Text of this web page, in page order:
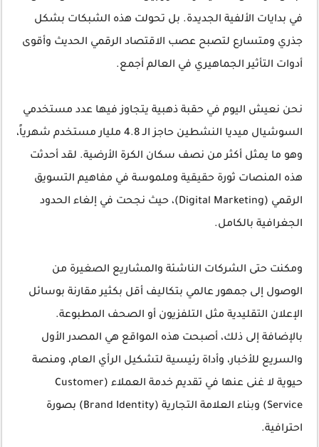
في بدايات الألفية الجديدة. بل تحولت هذه الشبكات بشكل
جذري ومتسارع لتصبح عصب الاقتصاد الرقمي الحديث وأقوى
أدوات التأثير الجماهيري في العالم أجمع.
نحن نعيش اليوم في حقبة ذهبية يتجاوز فيها عدد مستخدمي
السوشيال ميديا النشطين حاجز الـ 4.8 مليار مستخدم شهرياً،
وهو ما يمثل أكثر من نصف سكان الكرة الأرضية. لقد أحدثت
هذه المنصات ثورة حقيقية وملموسة في مفاهيم التسويق
الرقمي (Digital Marketing)
، حيث نجحت في إلغاء الحدود
الجغرافية بالكامل.
ومكنت حتى الشركات الناشئة والمشاريع الصغيرة من
الوصول إلى جمهور عالمي بتكاليف أقل بكثير مقارنة بوسائل
الإعلان التقليدية مثل التلفزيون أو الصحف المطبوعة.
بالإضافة إلى ذلك، أصبحت هذه المواقع هي المصدر الأول
والسريع للأخبار، وأداة رئيسية لتشكيل الرأي العام، ومنصة
حيوية لا غنى عنها في تقديم
خدمة العملاء (Customer
Service)
وبناء العلامة التجارية (Brand Identity)
بصورة
احترافية.